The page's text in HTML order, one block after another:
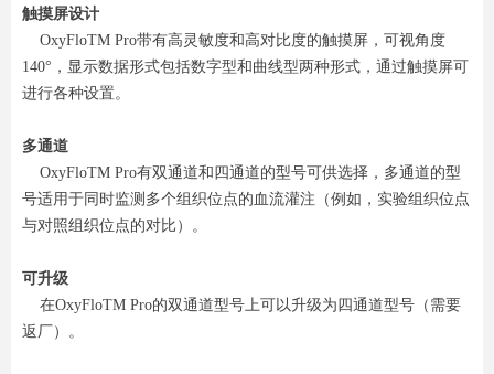
触摸屏设计
OxyFloTM Pro带有高灵敏度和高对比度的触摸屏，可视角度
140°，显示数据形式包括数字型和曲线型两种形式，通过触摸屏可
进行各种设置。
多通道
OxyFloTM Pro有双通道和四通道的型号可供选择，多通道的型
号适用于同时监测多个组织位点的血流灌注（例如，实验组织位点
与对照组织位点的对比）。
可升级
在OxyFloTM Pro的双通道型号上可以升级为四通道型号（需要
返厂）。